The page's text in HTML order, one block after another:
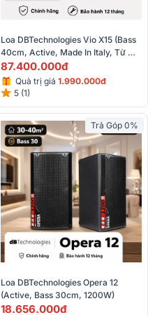
Loa DBTechnologies Vio X15 (Bass
40cm, Active, Made In Italy, Từ
Neo)
87.400.000đ
Quà trị giá 1.990.000đ
5 (1)
Trả Góp 0%
Loa DBTechnologies Opera 12
(Active, Bass 30cm, 1200W)
18.656.000đ